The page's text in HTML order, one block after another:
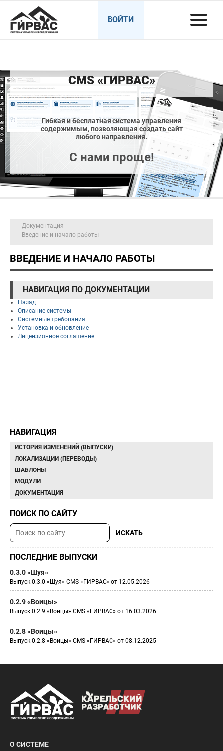
ВОЙТИ
CMS «ГИРВАС»
Гибкая и бесплатная система управления
содержимым, позволяющая создать сайт
любого направления.
С нами проще!
Документация
Введение и начало работы
ВВЕДЕНИЕ И НАЧАЛО РАБОТЫ
НАВИГАЦИЯ ПО ДОКУМЕНТАЦИИ
Назад
Описание системы
Системные требования
Установка и обновление
Лицензионное соглашение
НАВИГАЦИЯ
ИСТОРИЯ ИЗМЕНЕНИЙ (ВЫПУСКИ)
ЛОКАЛИЗАЦИИ (ПЕРЕВОДЫ)
ШАБЛОНЫ
МОДУЛИ
ДОКУМЕНТАЦИЯ
ПОИСК ПО САЙТУ
ПОСЛЕДНИЕ ВЫПУСКИ
0.3.0 «Шуя»
Выпуск 0.3.0 «Шуя» CMS «ГИРВАС» от 12.05.2026
0.2.9 «Воицы»
Выпуск 0.2.9 «Воицы» CMS «ГИРВАС» от 16.03.2026
0.2.8 «Воицы»
Выпуск 0.2.8 «Воицы» CMS «ГИРВАС» от 08.12.2025
О СИСТЕМЕ